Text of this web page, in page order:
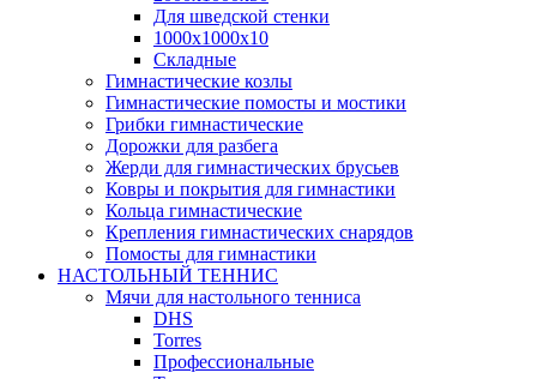
Для шведской стенки
1000х1000х10
Складные
Гимнастические козлы
Гимнастические помосты и мостики
Грибки гимнастические
Дорожки для разбега
Жерди для гимнастических брусьев
Ковры и покрытия для гимнастики
Кольца гимнастические
Крепления гимнастических снарядов
Помосты для гимнастики
НАСТОЛЬНЫЙ ТЕННИС
Мячи для настольного тенниса
DHS
Torres
Профессиональные